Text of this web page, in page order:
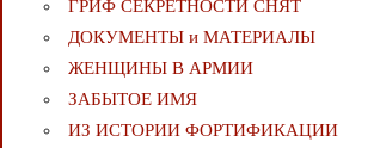
ГРИФ СЕКРЕТНОСТИ СНЯТ
ДОКУМЕНТЫ и МАТЕРИАЛЫ
ЖЕНЩИНЫ В АРМИИ
ЗАБЫТОЕ ИМЯ
ИЗ ИСТОРИИ ФОРТИФИКАЦИИ